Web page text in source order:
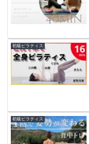
初級ピラティス
初級ピラティス